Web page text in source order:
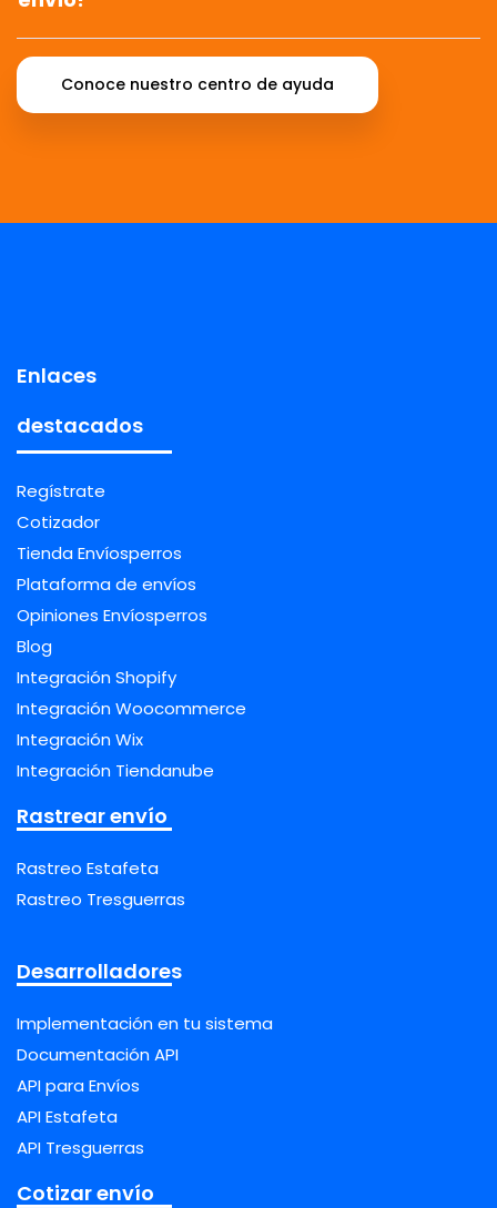
Conoce nuestro centro de ayuda
Enlaces
destacados
Regístrate
Cotizador
Tienda Envíosperros
Plataforma de envíos
Opiniones Envíosperros
Blog
Integración Shopify
Integración Woocommerce
Integración Wix
Integración Tiendanube
Rastrear envío
Rastreo Estafeta
Rastreo Tresguerras
Desarrolladores
Implementación en tu sistema
Documentación API
API para Envíos
API Estafeta
API Tresguerras
Cotizar envío